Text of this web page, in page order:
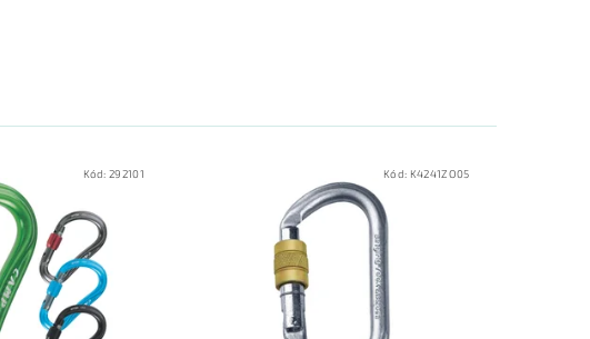
Kód:292101 Kód: K4241ZO05